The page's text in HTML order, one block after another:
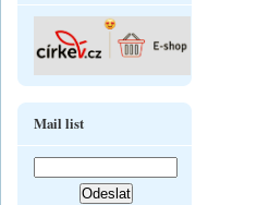
Mail list